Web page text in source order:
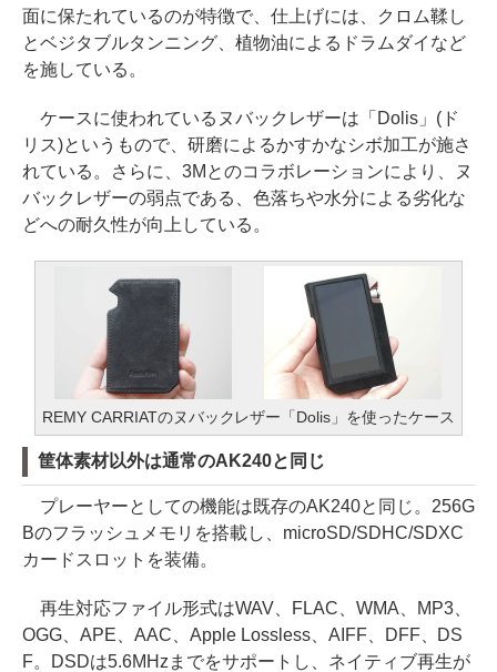
面に保たれているのが特徴で、仕上げには、クロム鞣し
とベジタブルタンニング、植物油によるドラムダイなど
を施している。
ケースに使われているヌバックレザーは「Dolis」(ド
リス)というもので、研磨によるかすかなシボ加工が施さ
れている。さらに、3Mとのコラボレーションにより、ヌ
バックレザーの弱点である、色落ちや水分による劣化な
どへの耐久性が向上している。
REMY CARRIATのヌバックレザー「Dolis」を使ったケース
筐体素材以外は通常のAK240と同じ
プレーヤーとしての機能は既存のAK240と同じ。256G
Bのフラッシュメモリを搭載し、microSD/SDHC/SDXC
カードスロットを装備。
再生対応ファイル形式はWAV、FLAC、WMA、MP3、
OGG、APE、AAC、Apple Lossless、AIFF、DFF、DS
F。DSDは5.6MHzまでをサポートし、ネイティブ再生が